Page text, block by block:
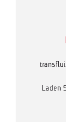
Laden